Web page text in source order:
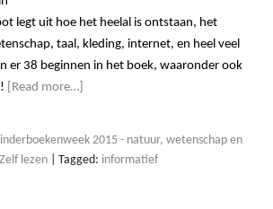
legt uit hoe het heelal is ontstaan, het
taal, kleding, internet, en heel veel
er 38 beginnen in het boek, waaronder ook
[Read more…]
2015 - natuur, wetenschap en
Zelf lezen Tagged: informatief